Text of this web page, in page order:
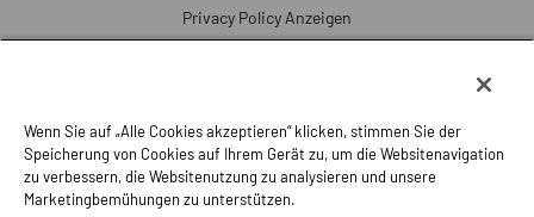
Privacy Policy Anzeigen
Beschwerde
Impressum
Wenn Sie auf „Alle Cookies akzeptieren“ klicken, stimmen Sie der
Speicherung von Cookies auf Ihrem Gerät zu, um die Websitenavigation
zu verbessern, die Websitenutzung zu analysieren und unsere
Marketingbemühungen zu unterstützen.